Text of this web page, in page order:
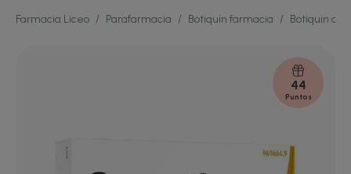
Farmacia Liceo / Parafarmacia / Botiquín farmacia / Botiquin de
44
Puntos